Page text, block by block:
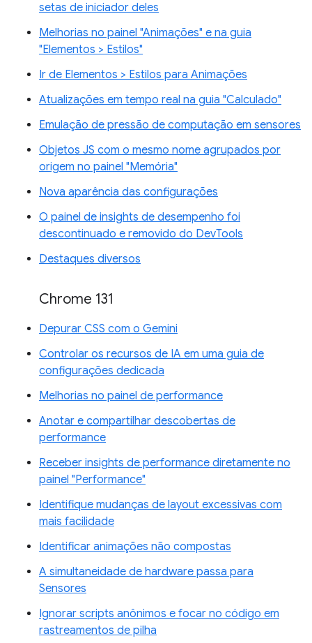
setas de iniciador deles
Melhorias no painel "Animações" e na guia
"Elementos > Estilos"
Ir de Elementos > Estilos para Animações
Atualizações em tempo real na guia "Calculado"
Emulação de pressão de computação em sensores
Objetos JS com o mesmo nome agrupados por
origem no painel "Memória"
Nova aparência das configurações
O painel de insights de desempenho foi
descontinuado e removido do DevTools
Destaques diversos
Chrome 131
Depurar CSS com o Gemini
Controlar os recursos de IA em uma guia de
configurações dedicada
Melhorias no painel de performance
Anotar e compartilhar descobertas de
performance
Receber insights de performance diretamente no
painel "Performance"
Identifique mudanças de layout excessivas com
mais facilidade
Identificar animações não compostas
A simultaneidade de hardware passa para
Sensores
Ignorar scripts anônimos e focar no código em
rastreamentos de pilha